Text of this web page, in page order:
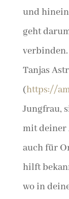
und hinein
geht
Tanjas
(https://
Jungfrau,
mit deiner
auch für
hilft
wo in